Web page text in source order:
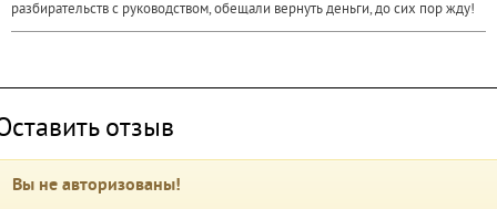
разбирательств с руководством, обещали вернуть деньги, до сих пор жду!
отзыв
Вы не авторизованы!